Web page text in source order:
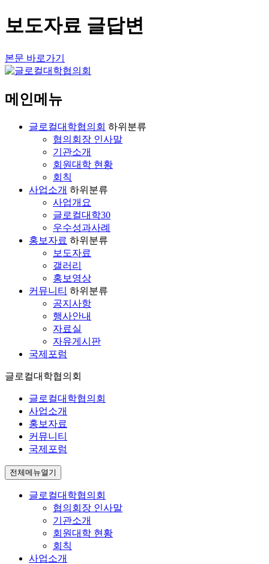
보도자료 글답변
본문 바로가기
메인메뉴
글로컬대학협의회 하위분류
협의회장 인사말
기관소개
회원대학 현황
회칙
사업소개 하위분류
사업개요
글로컬대학30
우수성과사례
홍보자료 하위분류
보도자료
갤러리
홍보영상
커뮤니티 하위분류
공지사항
행사안내
자료실
자유게시판
국제포럼
글로컬대학협의회
글로컬대학협의회
사업소개
홍보자료
커뮤니티
국제포럼
전체메뉴열기
글로컬대학협의회
협의회장 인사말
기관소개
회원대학 현황
회칙
사업소개